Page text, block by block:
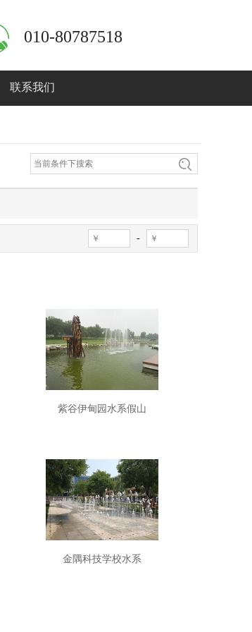
010-80787518
联系我们
-
紫谷伊甸园水系假山
金隅科技学校水系